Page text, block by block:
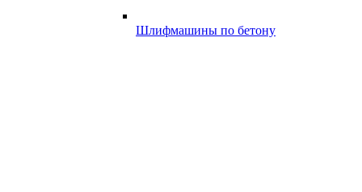
Шлифмашины по бетону